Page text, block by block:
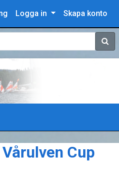
Logga in Skapa konto
Sök
Cup